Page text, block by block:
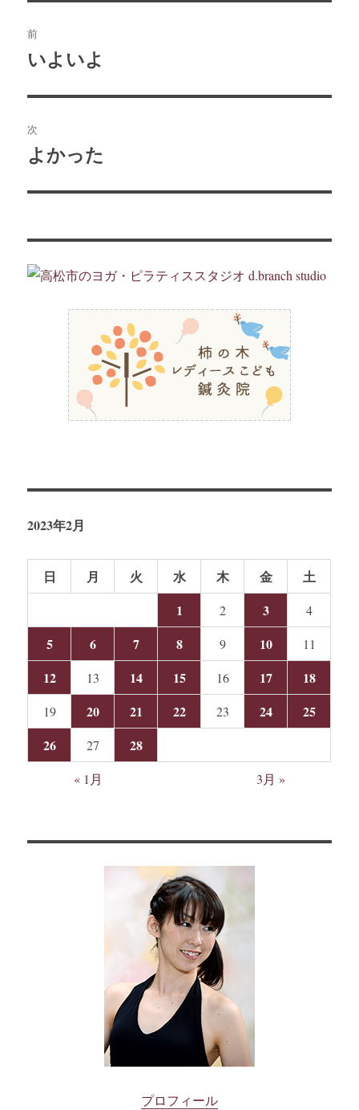
稿
ビ
ゲ
ー
ン
前
前
投
稿:
いよいよ
次
次
投
よかった
2023年2月
日 月 火 水 木 金
土
1
2 3 4
5 6 7 8 9 10 11
12 13 14 15 16 17 18
19 20 21 22 23 24
25
26
27 28
« 1月 3月 »
プロフィール